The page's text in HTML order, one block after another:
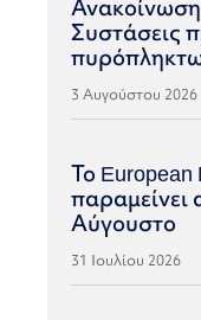
Συστάσεις
3 Αυγούστου 2026
Το European
παραμείνει
Αύγουστο
31 Ιουλίου 2026